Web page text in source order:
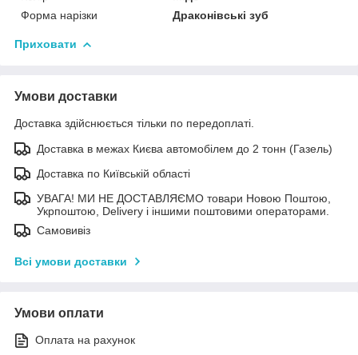
Форма нарізки
Драконівські зуб
Приховати
Умови доставки
Доставка здійснюється тільки по передоплаті.
Доставка в межах Києва автомобілем до 2 тонн (Газель)
Доставка по Київській області
УВАГА! МИ НЕ ДОСТАВЛЯЄМО товари Новою Поштою,
Укрпоштою, Delivery і іншими поштовими операторами.
Самовивіз
Всі умови доставки
Умови оплати
Оплата на рахунок